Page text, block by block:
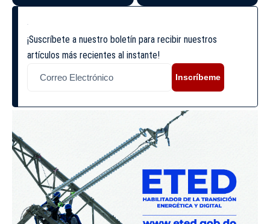
¡Suscríbete a nuestro boletín para recibir nuestros
artículos más recientes al instante!
Inscríbeme